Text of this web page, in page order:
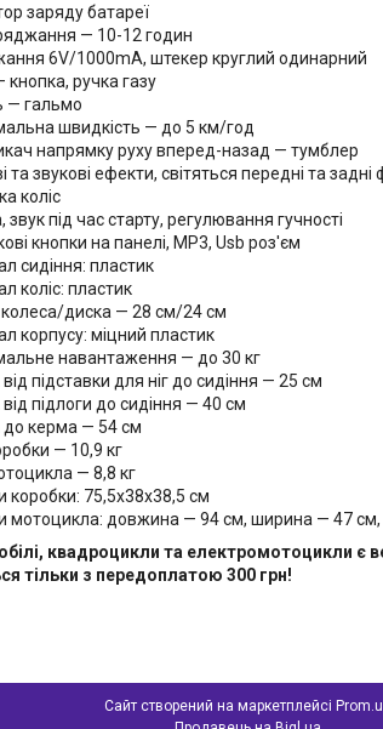
заряду батареї
— 10-12 годин
6V/1000mA, штекер круглий одинарний
кнопка, ручка газу
— гальмо
швидкість — до 5 км/год
напрямку руху вперед-назад — тумблер
та звукові ефекти, світяться передні та
коліс
звук під час старту, регулювання гучності
кнопки на панелі, MP3, Usb роз'єм
сидіння: пластик
коліс: пластик
колеса/диска — 28 см/24 см
корпусу: міцний пластик
навантаження — до 30 кг
підставки для ніг до сидіння — 25 см
підлоги до сидіння — 40 см
до керма — 54 см
— 10,9 кг
— 8,8 кг
коробки: 75,5х38х38,5 см
мотоцикла: довжина — 94 см, ширина — 47
квадроцикли та електромотоцикли є
тільки з передоплатою 300 грн!
Сайт створений на маркетплейсі